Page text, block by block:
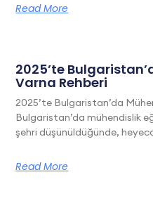
Read More
2025’te
Varna Rehberi
2025’te Bulgaristan’da
Bulgaristan’da mühendislik
şehri düşünüldüğünde,
Read More